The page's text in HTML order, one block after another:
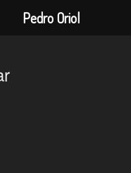
Pedro Oriol